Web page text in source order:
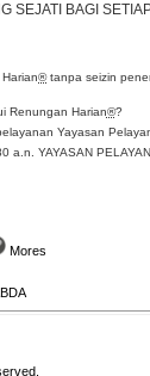
SEJATI BAGI
®tanpa seizin
Renungan Harian®?
Yayasan
a.n. YAYASAN
Mores